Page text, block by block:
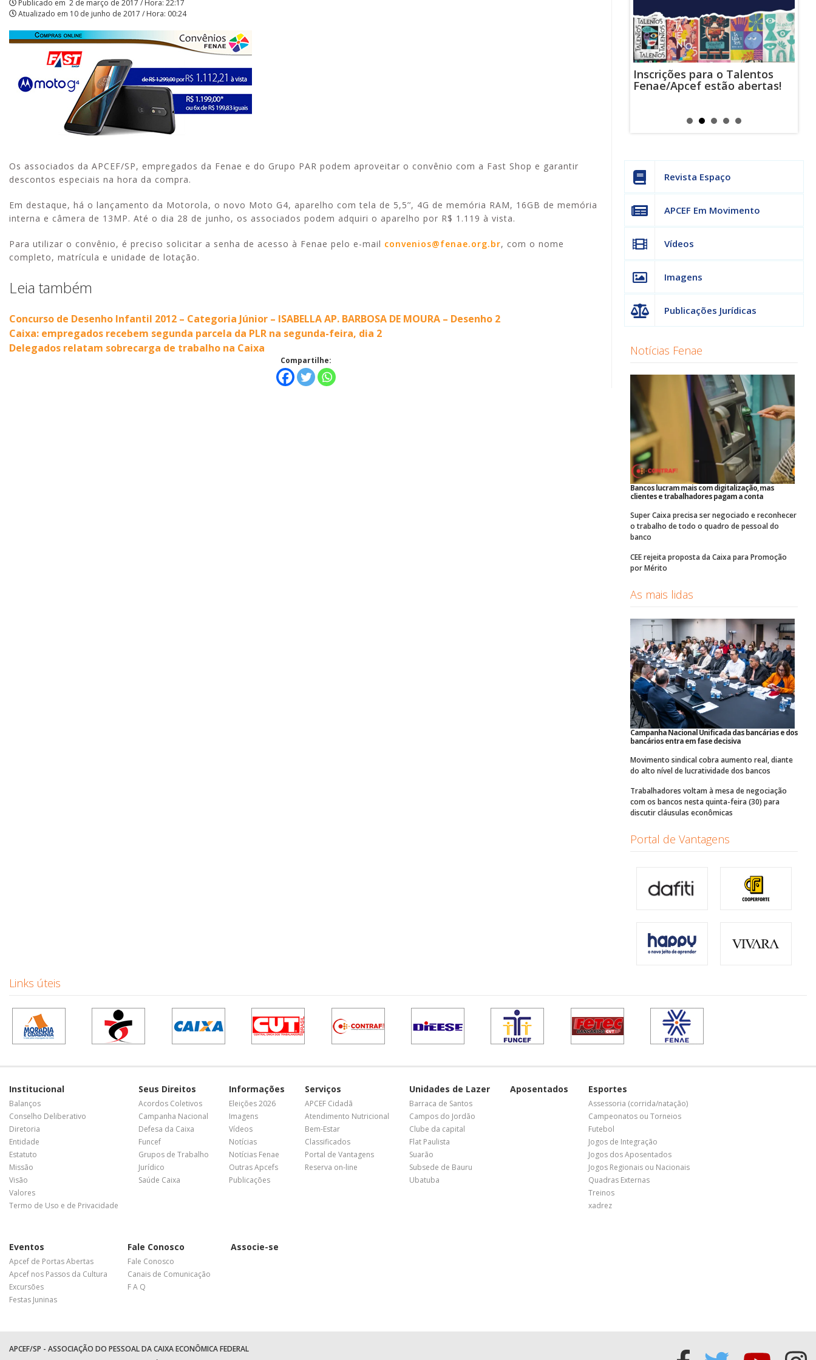
|
APCEF/SP
Publicado em 2 de março de 2017 / Hora: 22:17
Atualizado em 10 de junho de 2017 / Hora: 00:24
Os associados da APCEF/SP, empregados da Fenae e do Grupo PAR podem aproveitar o convênio com a Fast Shop e garantir
descontos especiais na hora da compra.
Em destaque, há o lançamento da Motorola, o novo Moto G4, aparelho com tela de 5,5’’, 4G de memória RAM, 16GB de memória
interna e câmera de 13MP. Até o dia 28 de junho, os associados podem adquiri o aparelho por R$ 1.119 à vista.
Para utilizar o convênio, é preciso solicitar a senha de acesso à Fenae pelo e-mail convenios@fenae.org.br, com o nome
completo, matrícula e unidade de lotação.
Leia também
Concurso de Desenho Infantil 2012 – Categoria Júnior – ISABELLA AP. BARBOSA DE MOURA – Desenho 2
Caixa: empregados recebem segunda parcela da PLR na segunda-feira, dia 2
Delegados relatam sobrecarga de trabalho na Caixa
Compartilhe:
Inscrições para o Talentos
Fenae/Apcef estão abertas!
Revista Espaço
APCEF Em Movimento
Vídeos
Imagens
Publicações Jurídicas
Notícias Fenae
Bancos lucram mais com digitalização, mas
clientes e trabalhadores pagam a conta
Super Caixa precisa ser negociado e reconhecer
o trabalho de todo o quadro de pessoal do
banco
CEE rejeita proposta da Caixa para Promoção
por Mérito
As mais lidas
Campanha Nacional Unificada das bancárias e dos
bancários entra em fase decisiva
Movimento sindical cobra aumento real, diante
do alto nível de lucratividade dos bancos
Trabalhadores voltam à mesa de negociação
com os bancos nesta quinta-feira (30) para
discutir cláusulas econômicas
Portal de Vantagens
Links úteis
Institucional
Balanços
Conselho Deliberativo
Diretoria
Entidade
Estatuto
Missão
Visão
Valores
Termo de Uso e de Privacidade
Seus Direitos
Acordos Coletivos
Campanha Nacional
Defesa da Caixa
Funcef
Grupos de Trabalho
Jurídico
Saúde Caixa
Informações
Eleições 2026
Imagens
Vídeos
Notícias
Notícias Fenae
Outras Apcefs
Publicações
Serviços
APCEF Cidadã
Atendimento Nutricional
Bem-Estar
Classificados
Portal de Vantagens
Reserva on-line
Unidades de Lazer
Barraca de Santos
Campos do Jordão
Clube da capital
Flat Paulista
Suarão
Subsede de Bauru
Ubatuba
Aposentados Esportes
Assessoria (corrida/natação)
Campeonatos ou Torneios
Futebol
Jogos de Integração
Jogos dos Aposentados
Jogos Regionais ou Nacionais
Quadras Externas
Treinos
xadrez
Eventos
Apcef de Portas Abertas
Apcef nos Passos da Cultura
Excursões
Festas Juninas
Fale Conosco
Fale Conosco
Canais de Comunicação
F A Q
Associe-se
APCEF/SP - ASSOCIAÇÃO DO PESSOAL DA CAIXA ECONÔMICA FEDERAL